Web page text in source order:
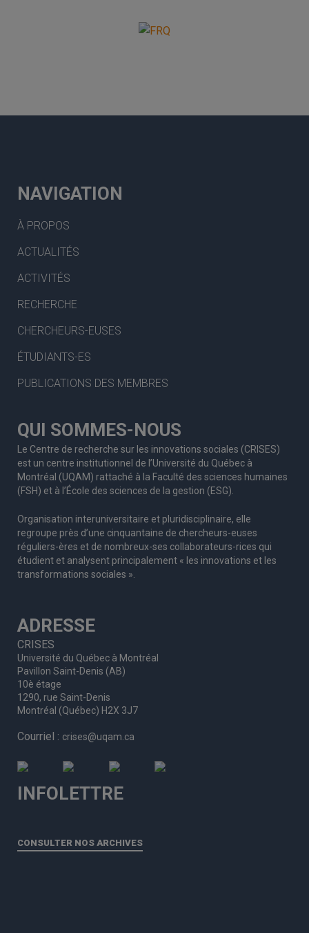
NAVIGATION
À PROPOS
ACTUALITÉS
ACTIVITÉS
RECHERCHE
CHERCHEURS-EUSES
ÉTUDIANTS-ES
PUBLICATIONS DES MEMBRES
QUI SOMMES-NOUS
Le Centre de recherche sur les innovations sociales (CRISES)
est un centre institutionnel de l’Université du Québec à
Montréal (UQAM) rattaché à la Faculté des sciences humaines
(FSH) et à l’École des sciences de la gestion (ESG).
Organisation interuniversitaire et pluridisciplinaire, elle
regroupe près d’une cinquantaine de chercheurs-euses
réguliers-ères et de nombreux-ses collaborateurs-rices qui
étudient et analysent principalement « les innovations et les
transformations sociales ».
ADRESSE
CRISES
Université du Québec à Montréal
Pavillon Saint-Denis (AB)
10è étage
1290, rue Saint-Denis
Montréal (Québec) H2X 3J7
Courriel : crises@uqam.ca
INFOLETTRE
CONSULTER NOS ARCHIVES